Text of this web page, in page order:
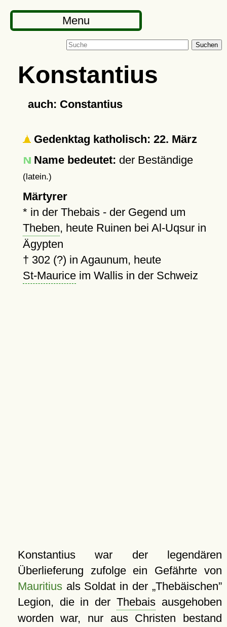
Menu
Suchen
Konstantius
auch: Constantius
Gedenktag katholisch: 22. März
Name bedeutet: der Beständige
(latein.)
Märtyrer
* in der Thebais - der Gegend um
Theben, heute Ruinen bei Al-Uqsur in
Ägypten
† 302 (?) in Agaunum, heute
St-Mauriceim Wallis in der Schweiz
Konstantius war der legendären
Überlieferung zufolge ein Gefährte von
Mauritiusals Soldat in der Thebäischen
Legion, die in derThebais ausgehoben
worden war, nur aus Christen bestand